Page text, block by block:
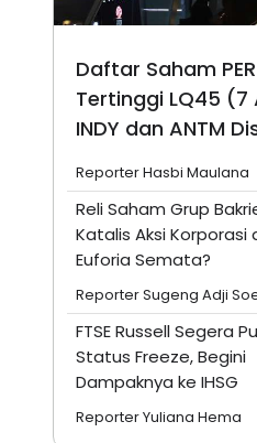
Daftar Saham
Tertinggi LQ45
INDY dan ANTM
Reporter Hasbi Maulana
Reli Saham Grup
Katalis Aksi Korporasi
Euforia Semata?
Reporter Sugeng Adji
FTSE Russell Segera
Status Freeze, Begini
Dampaknya ke IHSG
Reporter Yuliana Hema